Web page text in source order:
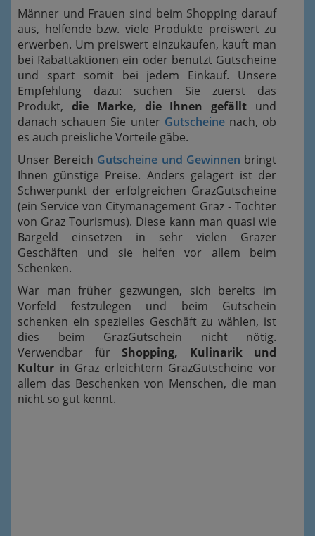
Männer und Frauen sind beim Shopping darauf
aus, helfende bzw. viele Produkte preiswert zu
erwerben. Um preiswert einzukaufen, kauft man
bei Rabattaktionen ein oder benutzt Gutscheine
und spart somit bei jedem Einkauf. Unsere
Empfehlung dazu: suchen Sie zuerst das
Produkt, die Marke, die Ihnen gefällt und
danach schauen Sie unter Gutscheinenach, ob
es auch preisliche Vorteile gäbe.
Unser Bereich Gutscheine und Gewinnen bringt
Ihnen günstige Preise. Anders gelagert ist der
Schwerpunkt der erfolgreichen GrazGutscheine
(ein Service von Citymanagement Graz - Tochter
von Graz Tourismus). Diese kann man quasi wie
Bargeld einsetzen in sehr vielen Grazer
Geschäften und sie helfen vor allem beim
Schenken.
War man früher gezwungen, sich bereits im
Vorfeld festzulegen und beim Gutschein
schenken ein spezielles Geschäft zu wählen, ist
dies beim GrazGutschein nicht nötig.
Verwendbar für Shopping, Kulinarik und
Kultur in Graz erleichtern GrazGutscheine vor
allem das Beschenken von Menschen, die man
nicht so gut kennt.